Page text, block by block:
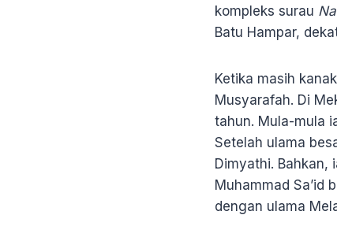
kompleks surau
Batu Hampar,
Ketika masih
Musyarafah. Di
tahun. Mula-mula
Setelah ulama
Dimyathi. Bahkan,
Muhammad Sa’id
dengan ulama